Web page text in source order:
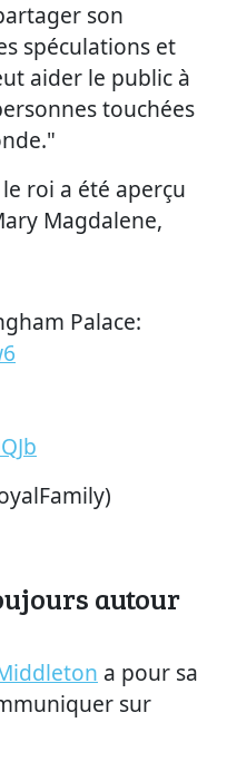
son
spéculations et
aider le public à
touchées
roi a été aperçu
Magdalene,
Palace:
autour
a pour sa
sur